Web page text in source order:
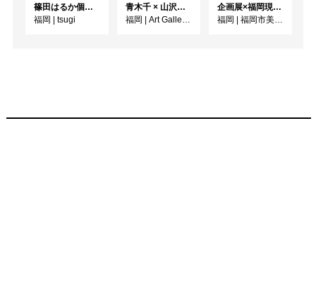
篠田はるか個展「1DAY:4EMOTION」
福岡
tsugi
青木千 × 山沢ヤマコ 2人展 - ECHOES -
福岡
Art Gallery OWL
企画展×福岡現代作家ファイル 2026 山内光枝展 潮ノ記
福岡
福岡市美術館